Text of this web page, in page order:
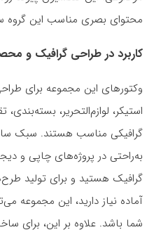
محتوای بصری مناسب این گروه
کاربرد در طراحی گرافیک و
وکتورهای این مجموعه برای
استیکر، لوازم‌التحریر،
گرافیکی مناسب هستند. سبک
به‌راحتی در پروژه‌های چاپی و
گرافیک هستید و برای تولید
آماده نیاز دارید، این مجموعه
شما باشد. علاوه بر این، برای